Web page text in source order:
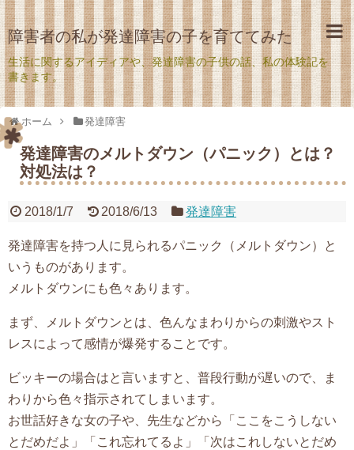
障害者の私が発達障害の子を育ててみた
生活に関するアイディアや、発達障害の子供の話、私の体験記を
書きます。
ホーム 発達障害
発達障害のメルトダウン（パニック）とは？
対処法は？
2018/1/7 2018/6/13 発達障害
発達障害を持つ人に見られるパニック（メルトダウン）と
いうものがあります。
メルトダウンにも色々あります。
まず、メルトダウンとは、色んなまわりからの刺激やスト
レスによって感情が爆発することです。
ビッキーの場合はと言いますと、普段行動が遅いので、ま
わりから色々指示されてしまいます。
お世話好きな女の子や、先生などから「ここをこうしない
とだめだよ」「これ忘れてるよ」「次はこれしないとだめ